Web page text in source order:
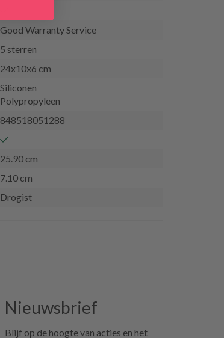
Good Warranty Service
5 sterren
24x10x6 cm
Siliconen
Polypropyleen
848518051288
25.90 cm
7.10 cm
Drogist
Nieuwsbrief
Blijf op de hoogte van acties en het